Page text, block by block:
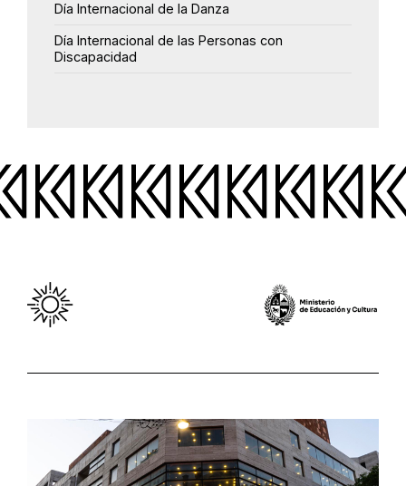
Día Internacional de la Danza
Día Internacional de las Personas con
Discapacidad